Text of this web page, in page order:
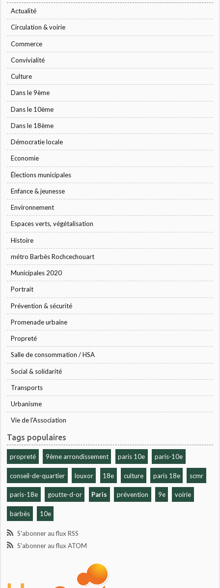
Actualité
Circulation & voirie
Commerce
Convivialité
Culture
Dans le 9ème
Dans le 10ème
Dans le 18ème
Démocratie locale
Economie
Élections municipales
Enfance & jeunesse
Environnement
Espaces verts, végétalisation
Histoire
métro Barbès Rochcechouart
Municipales 2020
Portrait
Prévention & sécurité
Promenade urbaine
Propreté
Salle de consommation / HSA
Social & solidarité
Transports
Urbanisme
Vie de l'Association
Tags populaires
propreté 9ème arrondissement paris 10e paris-10e
conseil-de-quartier louxor 18e culture paris 18e scmr
paris-18e goutte-d-or Paris prévention 9e voirie
barbès 10e
S'abonner au flux RSS
S'abonner au flux ATOM